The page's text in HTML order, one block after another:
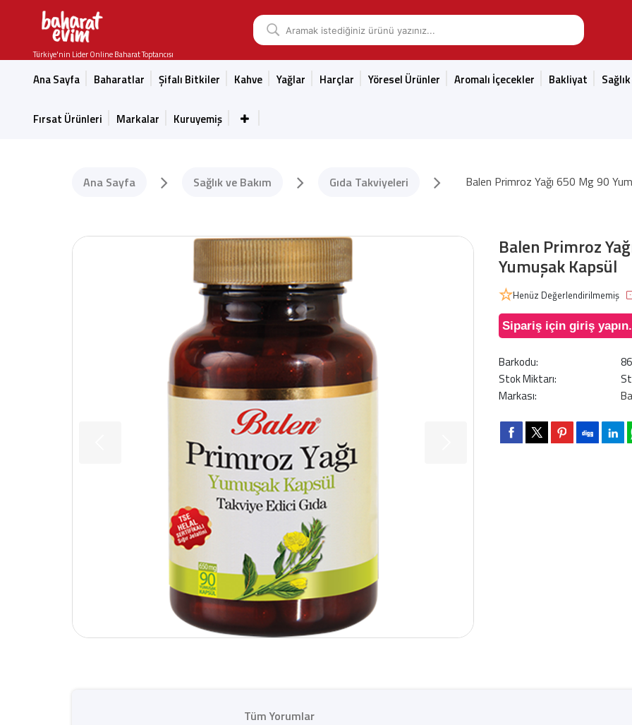
Türkiye'nin Lider Online Baharat Toptancısı
Ana Sayfa Baharatlar Şifalı Bitkiler Kahve Yağlar Harçlar Yöresel Ürünler Aromalı İçecekler Bakliyat
Fırsat Ürünleri Markalar Kuruyemiş
Ana Sayfa Sağlık ve Bakım Gıda Takviyeleri Balen Primroz Yağı 650 Mg 90
Balen Primroz
Yumuşak Kapsül
Henüz Değerlendirilmemiş
Sipariş için giriş yapın.
Barkodu:
Stok Miktarı:
Markası:
Tüm Yorumlar